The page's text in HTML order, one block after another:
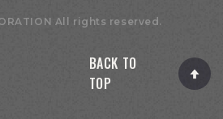
BACK TO
TOP
All rights reserved.